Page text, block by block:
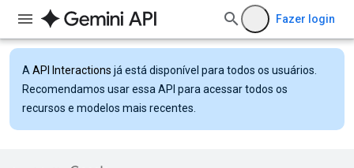
Fazer login
A API Interactions já está disponível para todos os usuários.
Recomendamos usar essa API para acessar todos os
recursos e modelos mais recentes.